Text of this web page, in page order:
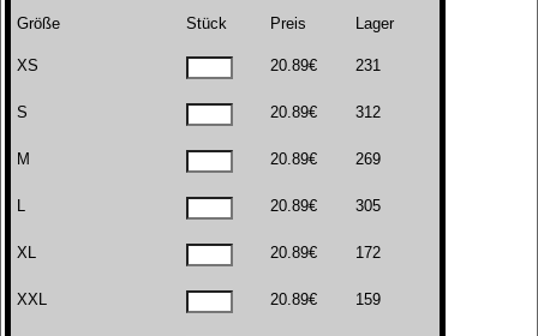
Größe Stück Preis Lager
XS 20.89€ 231
S 20.89€ 312
M 20.89€ 269
L 20.89€ 305
XL 20.89€ 172
XXL 20.89€ 159